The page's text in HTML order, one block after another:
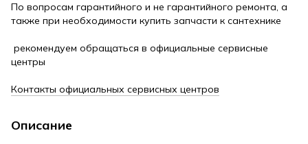
По вопросам гарантийного и не гарантийного ремонта, а
также при необходимости купить запчасти к сантехнике
рекомендуем обращаться в официальные сервисные
центры
Контакты официальных сервисных центров
Описание